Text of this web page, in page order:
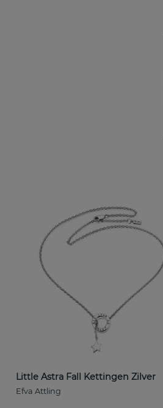
Little Astra Fall Kettingen Zilver
Efva Attling